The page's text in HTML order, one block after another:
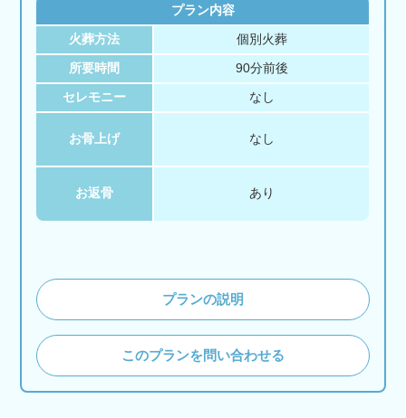
プラン内容
火葬方法 個別火葬
所要時間 90分前後
セレモニー なし
お骨上げ なし
お返骨 あり
プランの説明
このプランを問い合わせる